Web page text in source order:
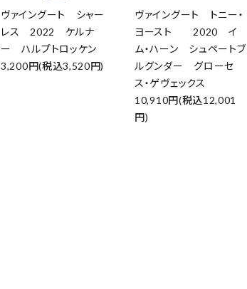
ヴァイングート シャー
レス 2022 ケルナ
ー ハルプトロッケン
3,200円(税込3,520円)
ヴァイングート トニー・
ヨースト 2020 イ
ム・ハーン シュペートブ
ルグンダー グローセ
ス・ゲヴェックス
10,910円(税込12,001
円)